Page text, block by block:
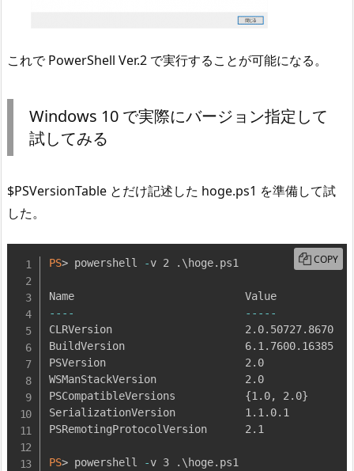
これで PowerShell Ver.2 で実行することが可能になる。
Windows 10 で実際にバージョン指定して
試してみる
$PSVersionTable とだけ記述した hoge.ps1 を準備して試
した。
PS> powershell -v 2 . \hoge. ps1
-- -- -- -- -
CLRVersion                     2. 0. 50727. 8670
BuildVersion                   6. 1. 7600. 16385
PSVersion                      2. 0
WSManStackVersion              2. 0
PSCompatibleVersions {1. 0, 2. 0}
SerializationVersion           1. 1. 0. 1
PSRemotingProtocolVersion      2. 1
PS> powershell -v 3 . \hoge. ps1
COPY